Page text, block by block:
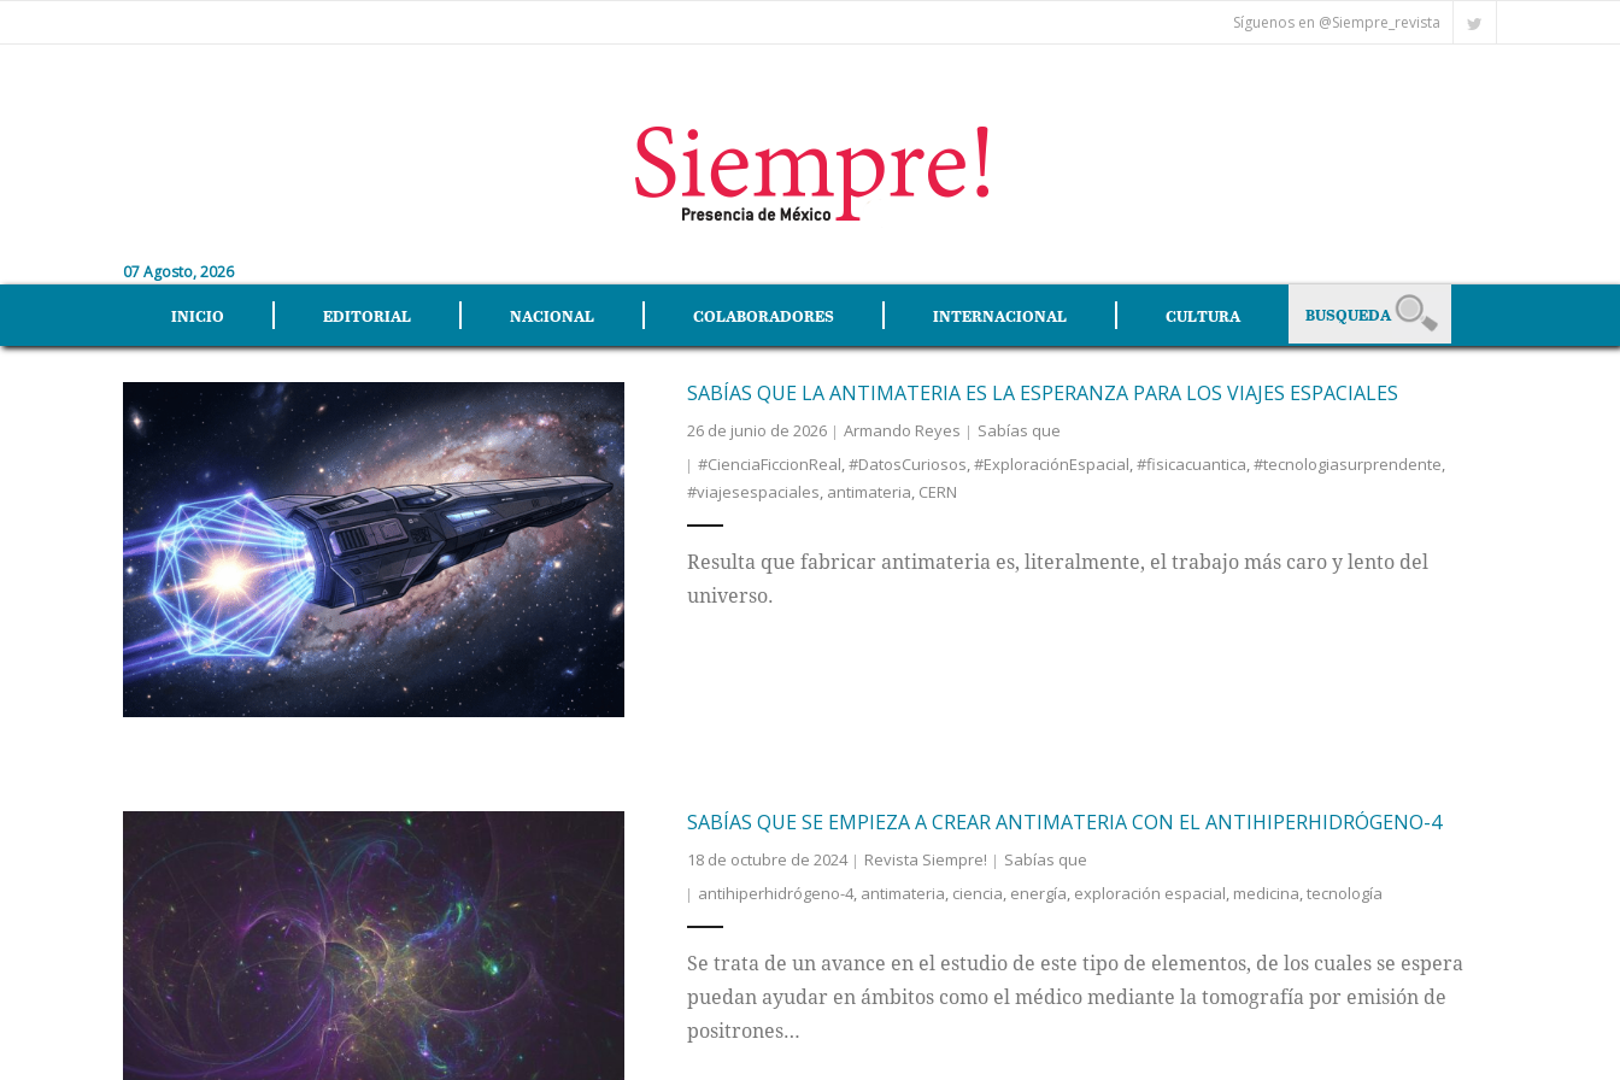
Síguenos en @Siempre_revista
07 Agosto, 2026
INICIO EDITORIAL NACIONAL COLABORADORES INTERNACIONAL CULTURA
SABÍAS QUE LA ANTIMATERIA ES LA ESPERANZA PARA LOS VIAJES ESPACIALES
26 de junio de 2026 Armando Reyes
Sabías que
#CienciaFiccionReal,#DatosCuriosos,#ExploraciónEspacial,#fisicacuantica,#tecnologiasurprendente,
#viajesespaciales, antimateria, CERN
Resulta que fabricar antimateria es, literalmente, el trabajo más caro y lento del
universo.
SABÍAS QUE SE EMPIEZA A CREAR ANTIMATERIA CON EL ANTIHIPERHIDRÓGENO-4
18 de octubre de 2024 Revista Siempre!
Sabías que
antihiperhidrógeno-4, antimateria ciencia energía exploración espacial medicina tecnología
Se trata de un avance en el estudio de este tipo de elementos, de los cuales se espera
puedan ayudar en ámbitos como el médico mediante la tomografía por emisión de
positrones…